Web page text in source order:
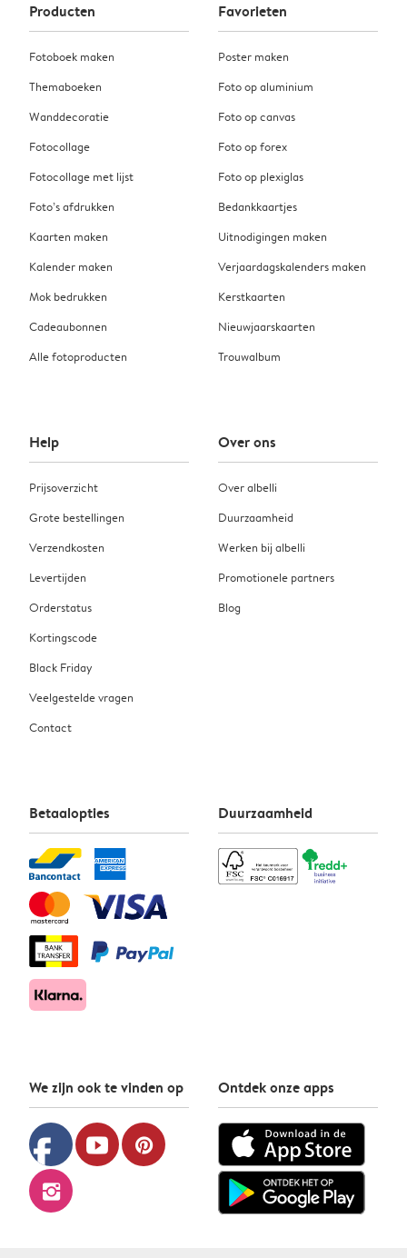
Producten
Fotoboek maken
Themaboeken
Wanddecoratie
Fotocollage
Fotocollage met lijst
Foto’s afdrukken
Kaarten maken
Kalender maken
Mok bedrukken
Cadeaubonnen
Alle fotoproducten
Favorieten
Poster maken
Foto op aluminium
Foto op canvas
Foto op forex
Foto op plexiglas
Bedankkaartjes
Uitnodigingen maken
Verjaardagskalenders maken
Kerstkaarten
Nieuwjaarskaarten
Trouwalbum
Help
Prijsoverzicht
Grote bestellingen
Verzendkosten
Levertijden
Orderstatus
Kortingscode
Black Friday
Veelgestelde vragen
Contact
Over ons
Over albelli
Duurzaamheid
Werken bij albelli
Promotionele partners
Blog
Betaalopties Duurzaamheid
We zijn ook te vinden op
facebook youtube pinterest
instagram
Ontdek onze apps